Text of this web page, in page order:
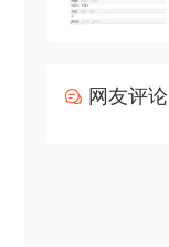
网友评论